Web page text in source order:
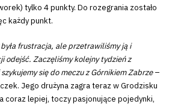
tylko 4 punkty. Do rozegrania zostało
każdy punkt.
frustracja, ale przetrawiliśmy ją i
odejść. Zaczęliśmy kolejny tydzień z
się do meczu z Górnikiem Zabrze–
Jego drużyna zagra teraz w Grodzisku
coraz lepiej, toczy pasjonujące pojedynki,